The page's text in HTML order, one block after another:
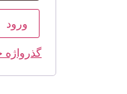
ورود
گذرواژه